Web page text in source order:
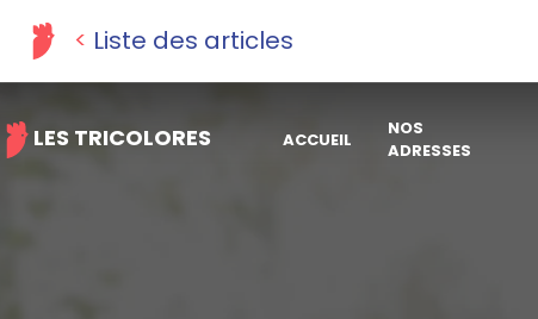
LES TRICOLORES ACCUEIL
NOS
ADRESSES
Liste des articles